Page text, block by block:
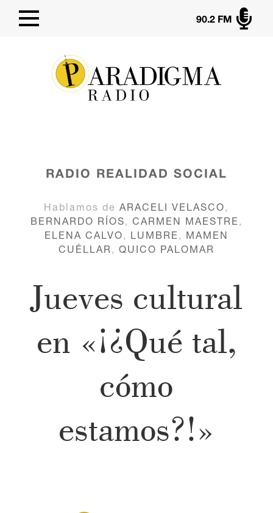

90.2 FM
RADIO REALIDAD SOCIAL
Hablamos deARACELI VELASCO,
BERNARDO RÍOS, CARMEN MAESTRE ,
ELENA CALVO, LUMBRE ,
MAMEN
CUÉLLAR , QUICO PALOMAR
Jueves cultural
en «¡¿Qué tal,
cómo
estamos?!»